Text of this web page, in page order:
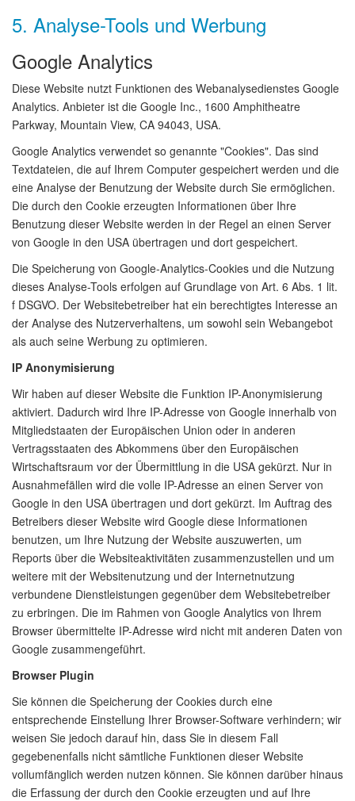
5. Analyse-Tools und Werbung
Google Analytics
Diese Website nutzt Funktionen des Webanalysedienstes Google
Analytics. Anbieter ist die Google Inc., 1600 Amphitheatre
Parkway, Mountain View, CA 94043, USA.
Google Analytics verwendet so genannte "Cookies". Das sind
Textdateien, die auf Ihrem Computer gespeichert werden und die
eine Analyse der Benutzung der Website durch Sie ermöglichen.
Die durch den Cookie erzeugten Informationen über Ihre
Benutzung dieser Website werden in der Regel an einen Server
von Google in den USA übertragen und dort gespeichert.
Die Speicherung von Google-Analytics-Cookies und die Nutzung
dieses Analyse-Tools erfolgen auf Grundlage von Art. 6 Abs. 1 lit.
f DSGVO. Der Websitebetreiber hat ein berechtigtes Interesse an
der Analyse des Nutzerverhaltens, um sowohl sein Webangebot
als auch seine Werbung zu optimieren.
IP Anonymisierung
Wir haben auf dieser Website die Funktion IP-Anonymisierung
aktiviert. Dadurch wird Ihre IP-Adresse von Google innerhalb von
Mitgliedstaaten der Europäischen Union oder in anderen
Vertragsstaaten des Abkommens über den Europäischen
Wirtschaftsraum vor der Übermittlung in die USA gekürzt. Nur in
Ausnahmefällen wird die volle IP-Adresse an einen Server von
Google in den USA übertragen und dort gekürzt. Im Auftrag des
Betreibers dieser Website wird Google diese Informationen
benutzen, um Ihre Nutzung der Website auszuwerten, um
Reports über die Websiteaktivitäten zusammenzustellen und um
weitere mit der Websitenutzung und der Internetnutzung
verbundene Dienstleistungen gegenüber dem Websitebetreiber
zu erbringen. Die im Rahmen von Google Analytics von Ihrem
Browser übermittelte IP-Adresse wird nicht mit anderen Daten von
Google zusammengeführt.
Browser Plugin
Sie können die Speicherung der Cookies durch eine
entsprechende Einstellung Ihrer Browser-Software verhindern; wir
weisen Sie jedoch darauf hin, dass Sie in diesem Fall
gegebenenfalls nicht sämtliche Funktionen dieser Website
vollumfänglich werden nutzen können. Sie können darüber hinaus
die Erfassung der durch den Cookie erzeugten und auf Ihre